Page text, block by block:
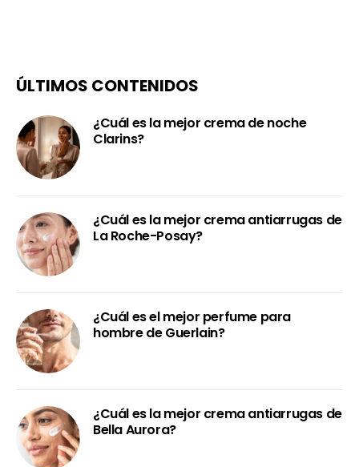
ÚLTIMOS CONTENIDOS
¿Cuál es la mejor crema de noche
Clarins?
¿Cuál es la mejor crema antiarrugas de
La Roche-Posay?
¿Cuál es el mejor perfume para
hombre de Guerlain?
¿Cuál es la mejor crema antiarrugas de
Bella Aurora?